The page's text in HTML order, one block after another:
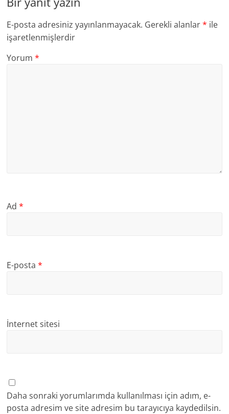
E-posta adresiniz yayınlanmayacak. Gerekli alanlar* ile
işaretlenmişlerdir
Yorum*
Ad*
E-posta*
İnternet sitesi
Daha sonraki yorumlarımda kullanılması için adım, e-
posta adresim ve site adresim bu tarayıcıya kaydedilsin.